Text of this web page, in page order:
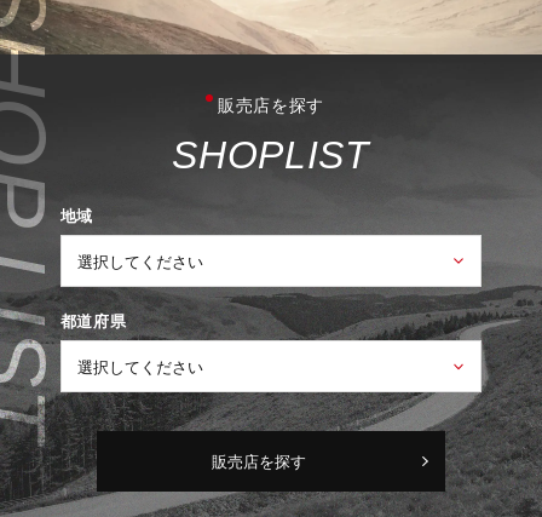
販売店を探す
SHOPLIST
地域
都道府県
販売店を探す